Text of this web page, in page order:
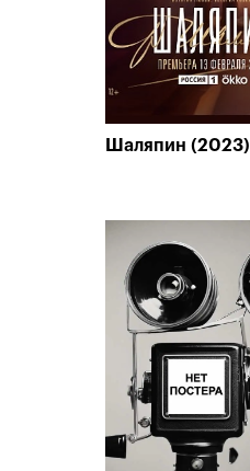
Шаляпин (2023)